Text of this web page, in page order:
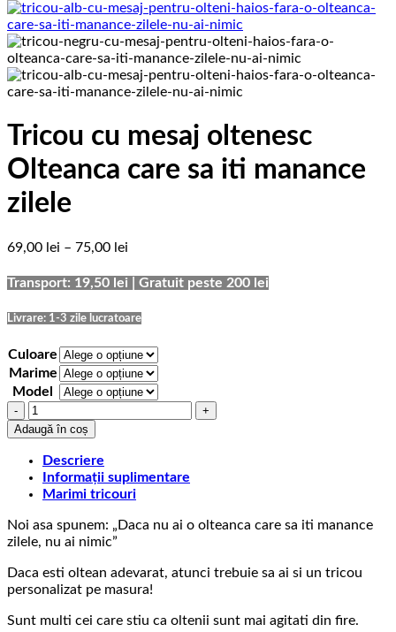
Tricou cu mesaj oltenesc
Olteanca care sa iti manance
zilele
69,00 lei – 75,00 lei
prețuri:
până
75,00 lei
Transport: 19,50 lei | Gratuit peste 200 lei
Livrare: 1-3 zile lucratoare
Culoare
Marime
Model
Cantitate
Tricou
cu
mesaj
oltenesc
Olteanca
sa
iti
zilele
Adaugă în coș
Descriere
Informații suplimentare
Marimi tricouri
Noi asa spunem: „Daca nu ai o olteanca care sa iti manance
zilele, nu ai nimic”
Daca esti oltean adevarat, atunci trebuie sa ai si un tricou
personalizat pe masura!
Sunt multi cei care stiu ca oltenii sunt mai agitati din fire.